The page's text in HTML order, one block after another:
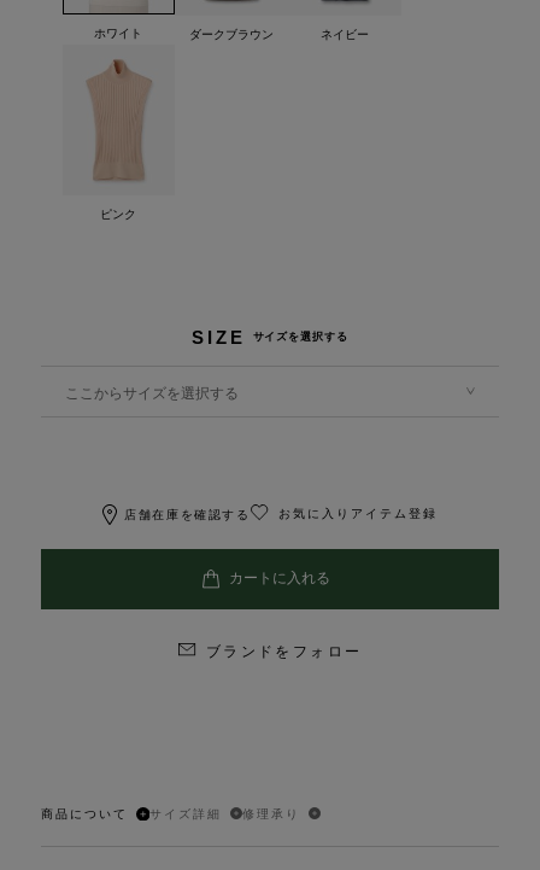
ホワイト ダークブラウン ネイビー
ピンク
SIZE サイズを選択する
ここからサイズを選択する
店舗在庫を確認する お気に入りアイテム登録
ブランドをフォロー
商品について サイズ詳細 修理承り